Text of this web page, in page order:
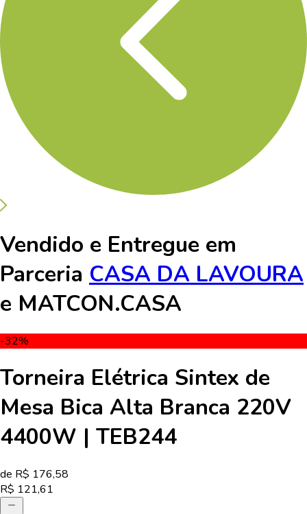
Vendido e Entregue em
Parceria CASA DA LAVOURA
e MATCON.CASA
-32%
Torneira Elétrica Sintex de
Mesa Bica Alta Branca 220V
4400W | TEB244
de R$ 176,58
R$ 121,61